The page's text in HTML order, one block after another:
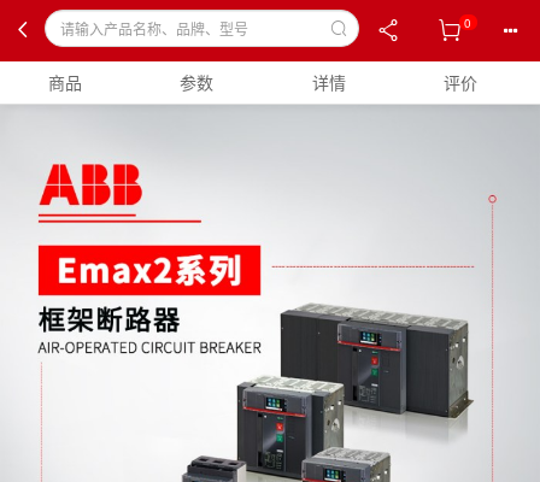
0
商品 参数 详情 评价